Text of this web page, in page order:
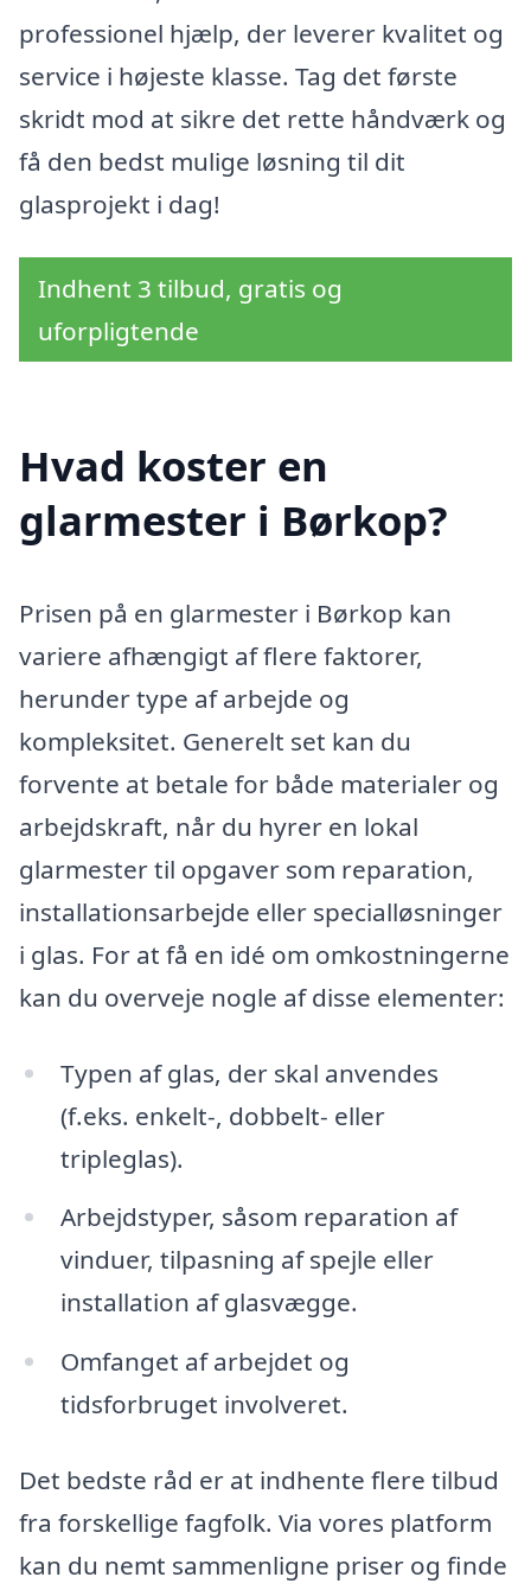
professionel hjælp, der leverer kvalitet og
service i højeste klasse. Tag det første
skridt mod at sikre det rette håndværk og
få den bedst mulige løsning til dit
glasprojekt i dag!
Indhent 3 tilbud, gratis og
uforpligtende
Hvad koster en
glarmester i Børkop?
Prisen på en glarmester i Børkop kan
variere afhængigt af flere faktorer,
herunder type af arbejde og
kompleksitet. Generelt set kan du
forvente at betale for både materialer og
arbejdskraft, når du hyrer en lokal
glarmester til opgaver som reparation,
installationsarbejde eller specialløsninger
i glas. For at få en idé om omkostningerne
kan du overveje nogle af disse elementer:
Typen af glas, der skal anvendes
(f.eks. enkelt-, dobbelt- eller
tripleglas).
Arbejdstyper, såsom reparation af
vinduer, tilpasning af spejle eller
installation af glasvægge.
Omfanget af arbejdet og
tidsforbruget involveret.
Det bedste råd er at indhente flere tilbud
fra forskellige fagfolk. Via vores platform
kan du nemt sammenligne priser og finde